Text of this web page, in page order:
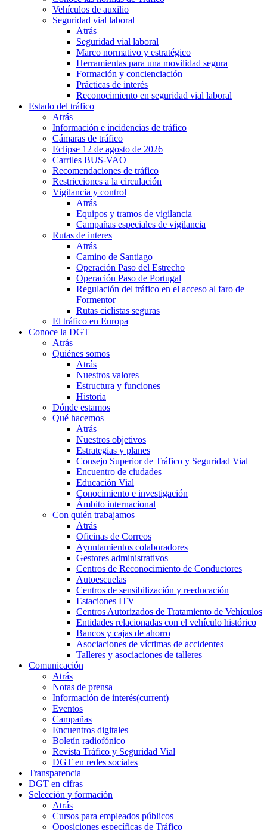
Vehículos de auxilio
Seguridad vial laboral
Atrás
Seguridad vial laboral
Marco normativo y estratégico
Herramientas para una movilidad segura
Formación y concienciación
Prácticas de interés
Reconocimiento en seguridad vial laboral
Estado del tráfico
Atrás
Información e incidencias de tráfico
Cámaras de tráfico
Eclipse 12 de agosto de 2026
Carriles BUS-VAO
Recomendaciones de tráfico
Restricciones a la circulación
Vigilancia y control
Atrás
Equipos y tramos de vigilancia
Campañas especiales de vigilancia
Rutas de interes
Atrás
Camino de Santiago
Operación Paso del Estrecho
Operación Paso de Portugal
Regulación del tráfico en el acceso al faro de
Formentor
Rutas ciclistas seguras
El tráfico en Europa
Conoce la DGT
Atrás
Quiénes somos
Atrás
Nuestros valores
Estructura y funciones
Historia
Dónde estamos
Qué hacemos
Atrás
Nuestros objetivos
Estrategias y planes
Consejo Superior de Tráfico y Seguridad Vial
Encuentro de ciudades
Educación Vial
Conocimiento e investigación
Ámbito internacional
Con quién trabajamos
Atrás
Oficinas de Correos
Ayuntamientos colaboradores
Gestores administrativos
Centros de Reconocimiento de Conductores
Autoescuelas
Centros de sensibilización y reeducación
Estaciones ITV
Centros Autorizados de Tratamiento de Vehículos
Entidades relacionadas con el vehículo histórico
Bancos y cajas de ahorro
Asociaciones de víctimas de accidentes
Talleres y asociaciones de talleres
Comunicación
Atrás
Notas de prensa
Información de interés(current)
Eventos
Campañas
Encuentros digitales
Boletín radiofónico
Revista Tráfico y Seguridad Vial
DGT en redes sociales
Transparencia
DGT en cifras
Selección y formación
Atrás
Cursos para empleados públicos
Oposiciones específicas de Tráfico